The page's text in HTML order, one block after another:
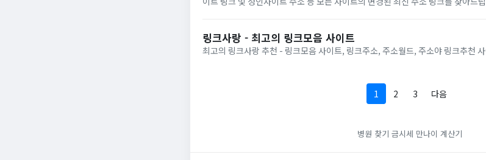
링크사랑 - 최고의 링크모음 사이트
최고의 링크사랑 추천 - 링크모음 사이트, 링크주소, 주소월드, 주소야 링크추천
1 2 3 다음
병원 찾기 금시세 만나이 계산기